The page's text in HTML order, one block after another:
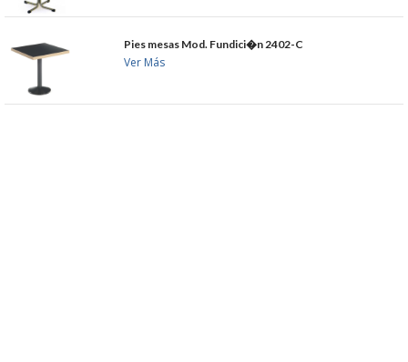
Pies mesas Mod. Fundici�n 2402-C
Ver Más